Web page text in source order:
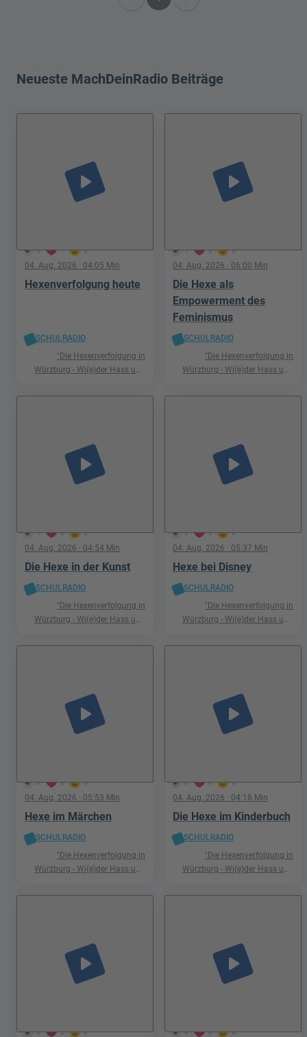
Neueste MachDeinRadio Beiträge
5 1 0
play_arrow
04. Aug. 2026 · 04:05 Min
Hexenverfolgung heute
SCHULRADIO
"Die Hexenverfolgung in
Würzburg - Wi(e)der Hass und
1 0 0
play_arrow
04. Aug. 2026 · 06:00 Min
Die Hexe als
Empowerment des
Feminismus
SCHULRADIO
"Die Hexenverfolgung in
Würzburg - Wi(e)der Hass und
1 0 0
play_arrow
04. Aug. 2026 · 04:54 Min
Die Hexe in der Kunst
SCHULRADIO
"Die Hexenverfolgung in
Würzburg - Wi(e)der Hass und
0 0 0
play_arrow
04. Aug. 2026 · 05:37 Min
Hexe bei Disney
SCHULRADIO
"Die Hexenverfolgung in
Würzburg - Wi(e)der Hass und
0 0 0
play_arrow
04. Aug. 2026 · 05:53 Min
Hexe im Märchen
SCHULRADIO
"Die Hexenverfolgung in
Würzburg - Wi(e)der Hass und
0 0 0
play_arrow
04. Aug. 2026 · 04:18 Min
Die Hexe im Kinderbuch
SCHULRADIO
"Die Hexenverfolgung in
Würzburg - Wi(e)der Hass und
0 2 0
play_arrow
0 0 0
play_arrow